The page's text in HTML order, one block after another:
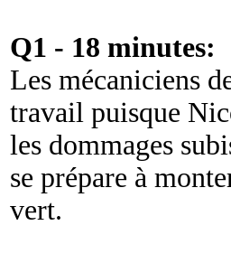
Q1 - 18 minutes:
Les mécaniciens
travail puisque
les dommages
se prépare à
vert.